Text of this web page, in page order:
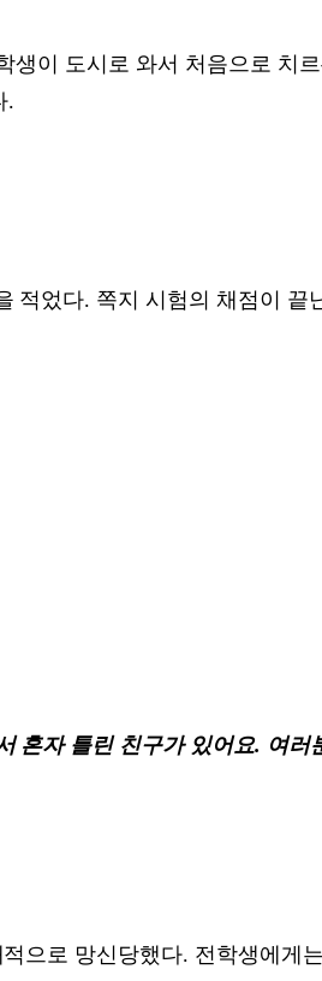
생이 도시로 와서 처음으로 치
.
적었다. 쪽지 시험의 채점이
혼자 틀린 친구가 있어요. 여러
으로 망신당했다. 전학생에게